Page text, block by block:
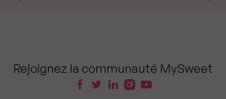
Rejoignez la communauté MySweet